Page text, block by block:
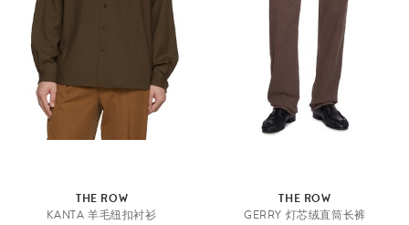
THE ROW
KANTA 羊毛纽扣衬衫
THE ROW
GERRY 灯芯绒直筒长裤